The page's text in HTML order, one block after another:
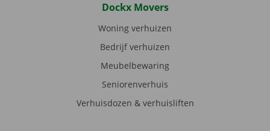
Dockx Movers
Woning verhuizen
Bedrijf verhuizen
Meubelbewaring
Seniorenverhuis
Verhuisdozen & verhuisliften